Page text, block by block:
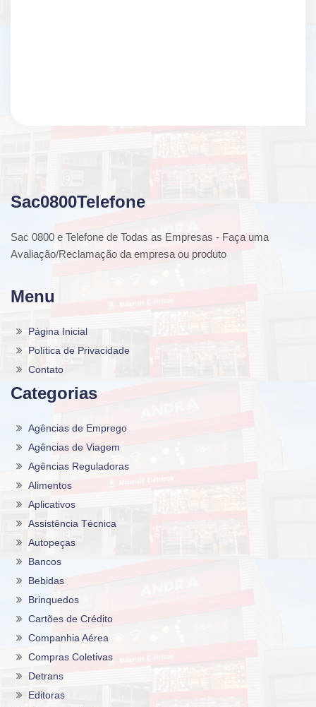
Sac0800Telefone
Sac 0800 e Telefone de Todas as Empresas - Faça uma
Avaliação/Reclamação da empresa ou produto
Menu
Página Inicial
Política de Privacidade
Contato
Categorias
Agências de Emprego
Agências de Viagem
Agências Reguladoras
Alimentos
Aplicativos
Assistência Técnica
Autopeças
Bancos
Bebidas
Brinquedos
Cartões de Crédito
Companhia Aérea
Compras Coletivas
Detrans
Editoras